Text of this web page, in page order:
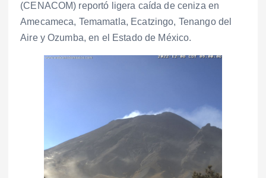
(CENACOM) reportó ligera caída de ceniza en
Amecameca, Temamatla, Ecatzingo, Tenango del
Aire y Ozumba, en el Estado de México.